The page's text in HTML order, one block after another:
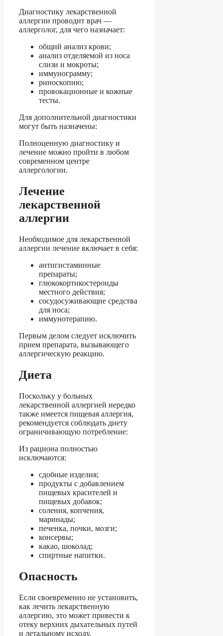
Диагностику лекарственной
аллергии проводит врач —
аллерголог, для чего назначает:
общий анализ крови;
анализ отделяемой из носа
слизи и мокроты;
иммунограмму;
риноскопию;
провокационные и кожные
тесты.
Для дополнительной диагностики
могут быть назначены:
Полноценную диагностику и
лечение можно пройти в любом
современном центре
аллергологии.
Лечение
лекарственной
аллергии
Необходимое для лекарственной
аллергии лечение включает в себя:
антигистаминные
препараты;
глюкокортикостероиды
местного действия;
сосудосуживающие средства
для носа;
иммунотерапию.
Первым делом следует исключить
прием препарата, вызывающего
аллергическую реакцию.
Диета
Поскольку у больных
лекарственной аллергией нередко
также имеется пищевая аллергия,
рекомендуется соблюдать диету
ограничивающую потребление:
Из рациона полностью
исключаются:
сдобные изделия;
продукты с добавлением
пищевых красителей и
пищевых добавок;
соления, копчения,
маринады;
печенка, почки, мозги;
консервы;
какао, шоколад;
спиртные напитки.
Опасность
Если своевременно не установить,
как лечить лекарственную
аллергию, это может привести к
отеку верхних дыхательных путей
и летальному исходу.